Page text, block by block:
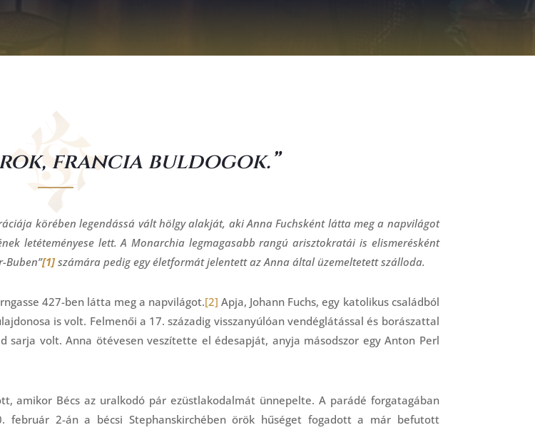
francia buldogok.”
körében legendássá vált hölgy alakját, aki Anna Fuchsként látta meg a napvilágot
letéteményese lett. A Monarchia legmagasabb rangú arisztokratái is elismerésként
Buben”[1]számára pedig egy életformát jelentett az Anna által üzemeltetett szálloda.
427-ben látta meg a napvilágot.[2] Apja, Johann Fuchs, egy katolikus családból
is volt. Felmenői a 17. századig visszanyúlóan vendéglátással és borászattal
sarja volt. Anna ötévesen veszítette el édesapját, anyja másodszor egy Anton Perl
amikor Bécs az uralkodó pár ezüstlakodalmát ünnepelte. A parádé forgatagában
február 2-án a bécsi Stephanskirchében örök hűséget fogadott a már befutott